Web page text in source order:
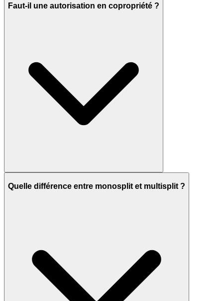
Faut-il une autorisation en copropriété ?
Quelle différence entre monosplit et multisplit ?